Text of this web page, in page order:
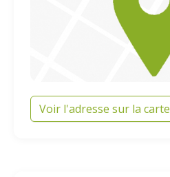
Voir l'adresse sur la carte